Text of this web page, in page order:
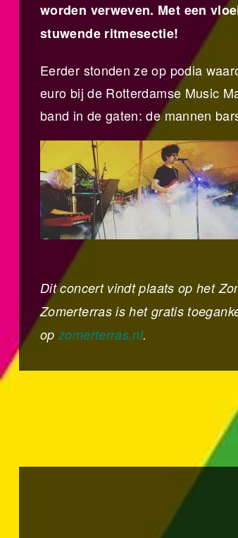
worden verweven. Met een
stuwende ritmesectie!
Eerder stonden ze op podia
euro bij de Rotterdamse Music
band in de gaten: de mannen
Dit concert vindt plaats op het
Zomerterras is het gratis
opzomerterras.nl.